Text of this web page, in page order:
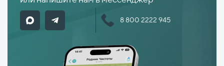
8 800 2222 945